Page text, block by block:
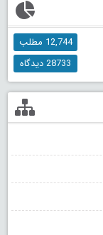
12,744 مطلب
28733 دیدگاه